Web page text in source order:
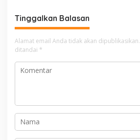
g
a
s
i
p
s
Tinggalkan Balasan
Alamat email Anda tidak akan dipublikasikan.
ditandai *